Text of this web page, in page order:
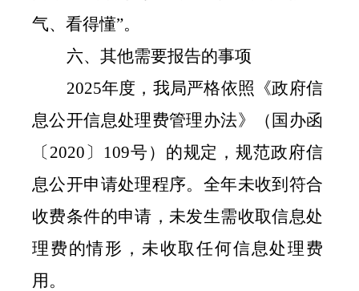
气、看得懂”。
六、其他需要报告的事项
2025年度，我局严格依照《政府信
息公开信息处理费管理办法》（国办函
〔 2020 〕 109号）的规定，规范政府信
息公开申请处理程序。全年未收到符合
收费条件的申请，未发生需收取信息处
理费的情形，未收取任何信息处理费
用。